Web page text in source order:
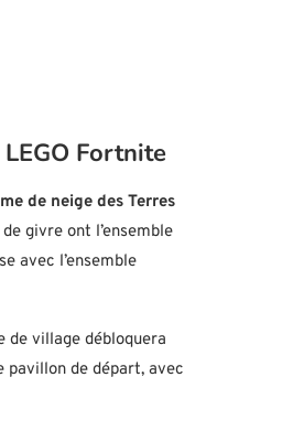
Fortnite
de neige des Terres
givre ont l’ensemble
avec l’ensemble
de village débloquera
pavillon de départ, avec